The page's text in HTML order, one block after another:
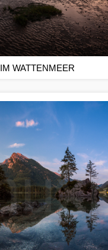
IM WATTENMEER